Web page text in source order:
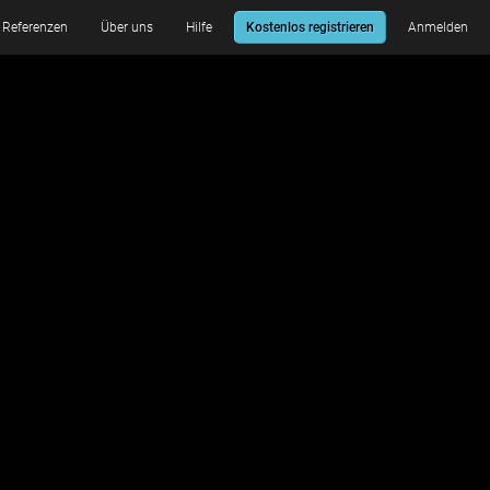
Referenzen Über uns Hilfe Kostenlos registrieren Anmelden